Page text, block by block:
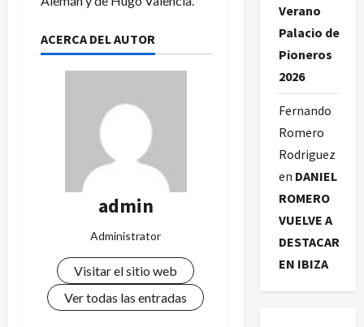
ACERCA DEL AUTOR
admin
Administrator
Visitar el sitio web
Ver todas las entradas
Verano
Palacio de
Pioneros
2026
Fernando
Romero
Rodriguez
en DANIEL
ROMERO
VUELVE A
DESTACAR
EN IBIZA